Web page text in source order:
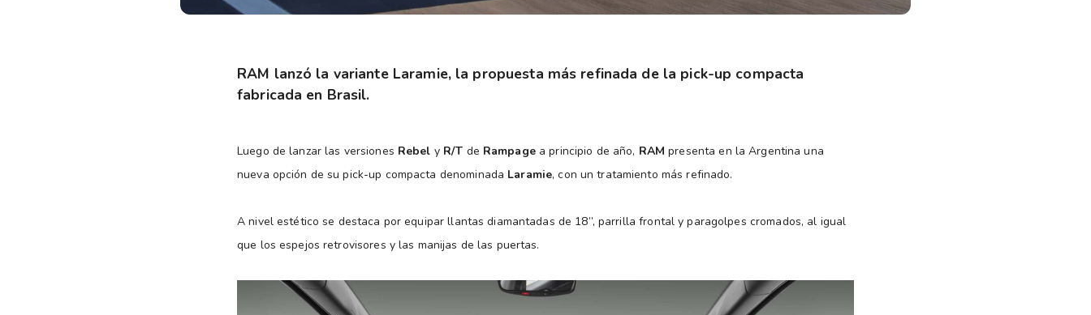
RAM lanzó la variante Laramie, la propuesta más refinada de la pick-up compacta
fabricada en Brasil.
Luego de lanzar las versiones Rebel y R/T de Rampagea principio de año, RAM presenta en la Argentina una
nueva opción de su pick-up compacta denominada Laramie, con un tratamiento más refinado.
A nivel estético se destaca por equipar llantas diamantadas de 18”, parrilla frontal y paragolpes cromados, al igual
que los espejos retrovisores y las manijas de las puertas.